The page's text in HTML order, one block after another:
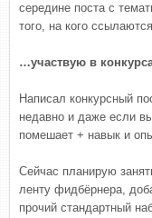
середине поста с
того, на кого
…участвую в
Написал конкурсный
недавно и даже если
помешает + навык и
Сейчас планирую
ленту фидбёрнера,
прочий стандартный